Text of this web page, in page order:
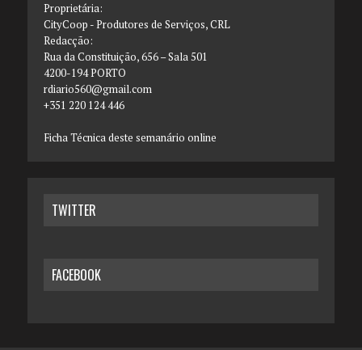
Proprietária:
CityCoop - Produtores de Serviços, CRL
Redacção:
Rua da Constituição, 656 – Sala 501
4200-194 PORTO
rdiario560@gmail.com
+351 220 124 446
Ficha Técnica deste semanário online
TWITTER
FACEBOOK